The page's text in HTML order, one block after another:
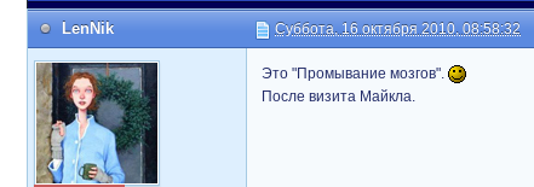
LenNik Суббота, 16 октября 2010, 08:58:32
Это "Промывание мозгов".
После визита Майкла.